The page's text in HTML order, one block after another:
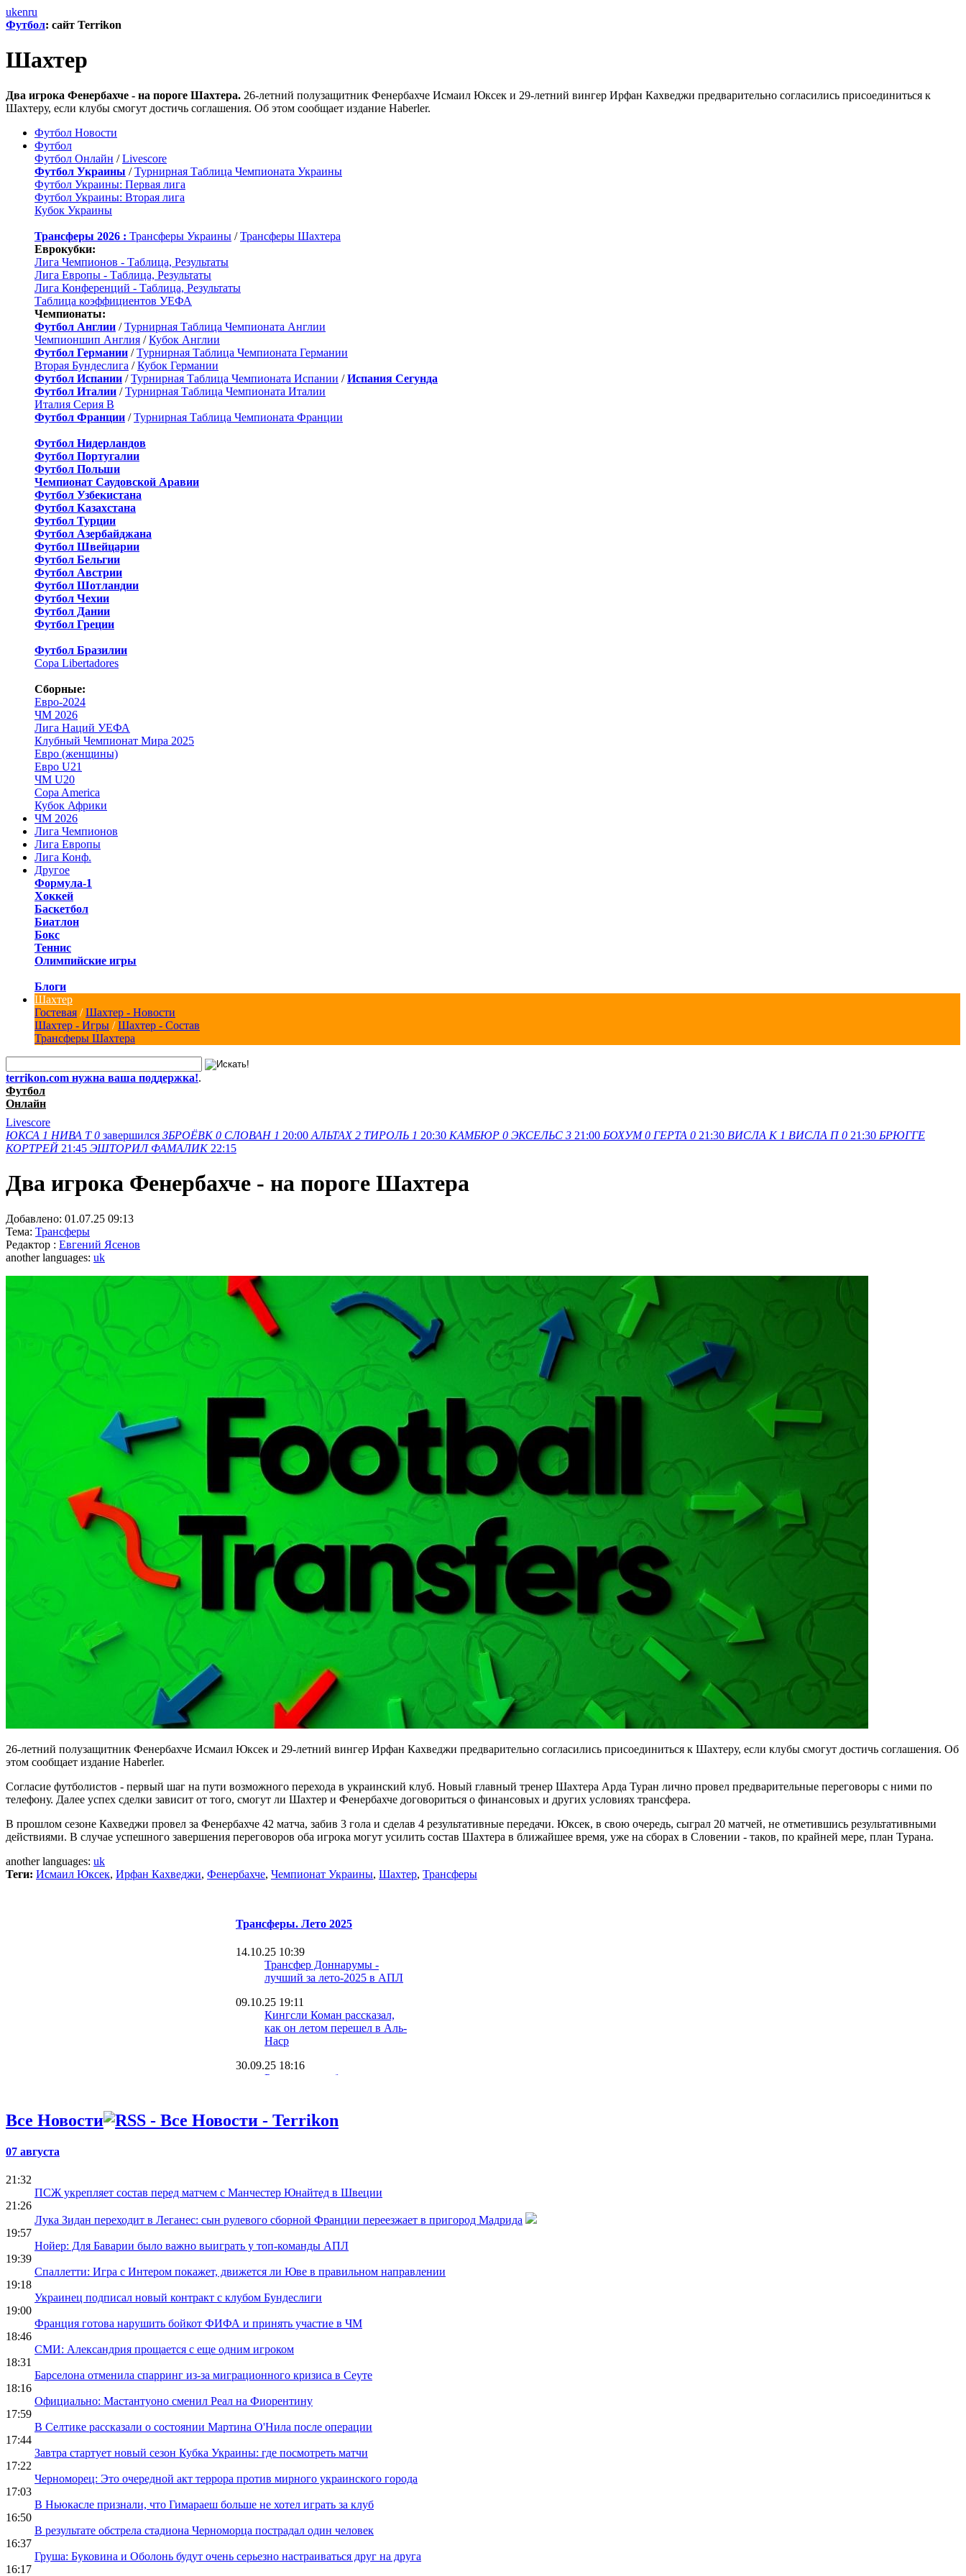
ukenru
Футбол: сайт Terrikon
Шахтер
Два игрока Фенербахче - на пороге Шахтера. 26-летний полузащитник Фенербахче Исмаил Юксек и 29-летний вингер Ирфан Кахведжи предварительно согласились присоединиться к
Шахтеру, если клубы смогут достичь соглашения. Об этом сообщает издание Haberler.
Футбол Новости
Футбол
Футбол Онлайн /Livescore
Футбол Украины /Турнирная Таблица Чемпионата Украины
Футбол Украины: Первая лига
Футбол Украины: Вторая лига
Кубок Украины
Трансферы 2026 : Трансферы Украины /Трансферы Шахтера
Еврокубки:
Лига Чемпионов - Таблица, Результаты
Лига Европы - Таблица, Результаты
Лига Конференций - Таблица, Результаты
Таблица коэффициентов УЕФА
Чемпионаты:
Футбол Англии /Турнирная Таблица Чемпионата Англии
Чемпионшип Англия /Кубок Англии
Футбол Германии /Турнирная Таблица Чемпионата Германии
Вторая Бундеслига /Кубок Германии
Футбол Испании /Турнирная Таблица Чемпионата Испании /Испания Сегунда
Футбол Италии /Турнирная Таблица Чемпионата Италии
Италия Серия B
Футбол Франции /Турнирная Таблица Чемпионата Франции
Футбол Нидерландов
Футбол Португалии
Футбол Польши
Чемпионат Саудовской Аравии
Футбол Узбекистана
Футбол Казахстана
Футбол Турции
Футбол Азербайджана
Футбол Швейцарии
Футбол Бельгии
Футбол Австрии
Футбол Шотландии
Футбол Чехии
Футбол Дании
Футбол Греции
Футбол Бразилии
Copa Libertadores
Сборные:
Евро-2024
ЧМ 2026
Лига Наций УЕФА
Клубный Чемпионат Мира 2025
Евро (женщины)
Евро U21
ЧМ U20
Copa America
Кубок Африки
ЧМ 2026
Лига Чемпионов
Лига Европы
Лига Конф.
Другое
Формула-1
Хоккей
Баскетбол
Биатлон
Бокс
Теннис
Олимпийские игры
Блоги
Шахтер
Гостевая /Шахтер - Новости
Шахтер - Игры /Шахтер - Состав
Трансферы Шахтера
terrikon.com нужна ваша поддержка!.
Футбол
Онлайн
Livescore
ЮКСА 1 НИВА Т 0 завершился ЗБРОЁВК 0 СЛОВАН 1 20:00 АЛЬТАХ 2 ТИРОЛЬ 1 20:30 КАМБЮР 0 ЭКСЕЛЬС 3 21:00 БОХУМ 0 ГЕРТА 0 21:30 ВИСЛА K 1 ВИСЛА П 0 21:30 БРЮГГЕ
КОРТРЕЙ 21:45 ЭШТОРИЛ ФАМАЛИК 22:15
Два игрока Фенербахче - на пороге Шахтера
Добавлено: 01.07.25 09:13
Тема: Трансферы
Редактор : Евгений Ясенов
another languages: uk
26-летний полузащитник Фенербахче Исмаил Юксек и 29-летний вингер Ирфан Кахведжи предварительно согласились присоединиться к Шахтеру, если клубы смогут достичь соглашения. Об
этом сообщает издание Haberler.
Согласие футболистов - первый шаг на пути возможного перехода в украинский клуб. Новый главный тренер Шахтера Арда Туран лично провел предварительные переговоры с ними по
телефону. Далее успех сделки зависит от того, смогут ли Шахтер и Фенербахче договориться о финансовых и других условиях трансфера.
В прошлом сезоне Кахведжи провел за Фенербахче 42 матча, забив 3 гола и сделав 4 результативные передачи. Юксек, в свою очередь, сыграл 20 матчей, не отметившись результативными
действиями. В случае успешного завершения переговоров оба игрока могут усилить состав Шахтера в ближайшее время, уже на сборах в Словении - таков, по крайней мере, план Турана.
another languages: uk
Теги: Исмаил Юксек, Ирфан Кахведжи, Фенербахче, Чемпионат Украины, Шахтер, Трансферы
Трансферы. Лето 2025
14.10.25 10:39
Трансфер Доннарумы -
лучший за лето-2025 в АПЛ
09.10.25 19:11
Кингсли Коман рассказал,
как он летом перешел в Аль-
Наср
30.09.25 18:16
Румменигге обозвал
22.09.25 09:42
Оболонь нашла нового
Источник: Рух перехватил
Все Новости
07 августа
21:32
ПСЖ укрепляет состав перед матчем с Манчестер Юнайтед в Швеции
21:26
Лука Зидан переходит в Леганес: сын рулевого сборной Франции переезжает в пригород Мадрида
19:57
Нойер: Для Баварии было важно выиграть у топ-команды АПЛ
19:39
Спаллетти: Игра с Интером покажет, движется ли Юве в правильном направлении
19:18
Украинец подписал новый контракт с клубом Бундеслиги
19:00
Франция готова нарушить бойкот ФИФА и принять участие в ЧМ
18:46
СМИ: Александрия прощается с еще одним игроком
18:31
Барселона отменила спарринг из-за миграционного кризиса в Сеуте
18:16
Официально: Мастантуоно сменил Реал на Фиорентину
17:59
В Селтике рассказали о состоянии Мартина О'Нила после операции
17:44
Завтра стартует новый сезон Кубка Украины: где посмотреть матчи
17:22
Черноморец: Это очередной акт террора против мирного украинского города
17:03
В Ньюкасле признали, что Гимараеш больше не хотел играть за клуб
16:50
В результате обстрела стадиона Черноморца пострадал один человек
16:37
Груша: Буковина и Оболонь будут очень серьезно настраиваться друг на друга
16:17